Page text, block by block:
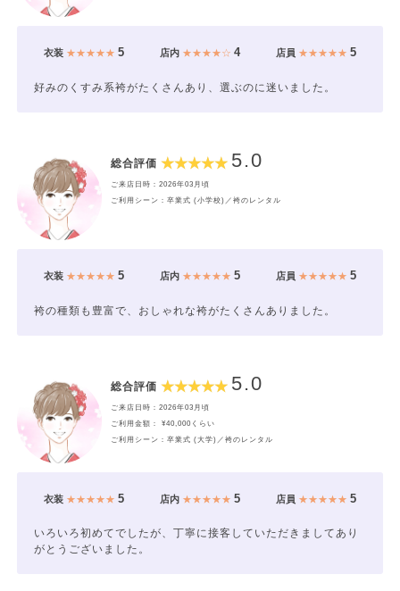
衣装★★★★★ 5 店内★★★★☆ 4 店員 ★★★★★5
好みのくすみ系袴がたくさんあり、選ぶのに迷いました。
総合評価 5.0
ご来店日時：2026年03月頃
ご利用シーン：卒業式 (小学校)／袴のレンタル
衣装★★★★★ 5 店内★★★★★ 5 店員 ★★★★★5
袴の種類も豊富で、おしゃれな袴がたくさんありました。
総合評価 5.0
ご来店日時：2026年03月頃
ご利用金額： ¥40,000くらい
ご利用シーン：卒業式 (大学)／袴のレンタル
衣装★★★★★ 5 店内★★★★★ 5 店員 ★★★★★5
いろいろ初めてでしたが、丁寧に接客していただきましてあり
がとうございました。